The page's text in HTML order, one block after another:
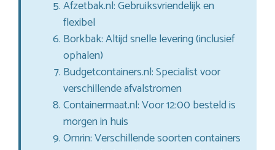
Afzetbak.nl: Gebruiksvriendelijk en
flexibel
Borkbak: Altijd snelle levering (inclusief
ophalen)
Budgetcontainers.nl: Specialist voor
verschillende afvalstromen
Containermaat.nl: Voor 12:00 besteld is
morgen in huis
Omrin: Verschillende soorten containers